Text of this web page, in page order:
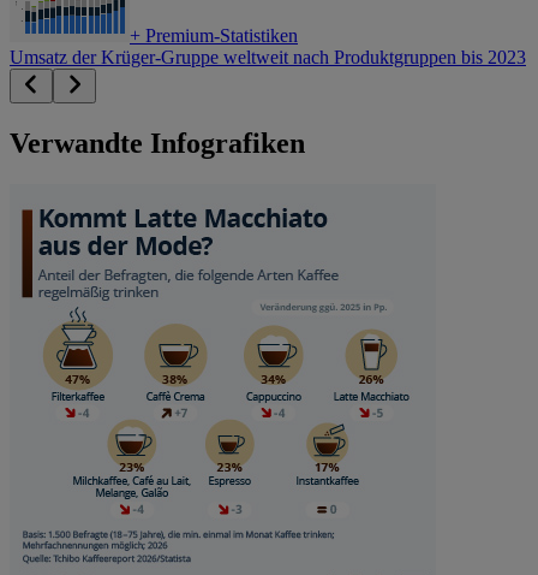
+ Premium-Statistiken
Umsatz der Krüger-Gruppe weltweit nach Produktgruppen bis 2023
Verwandte Infografiken